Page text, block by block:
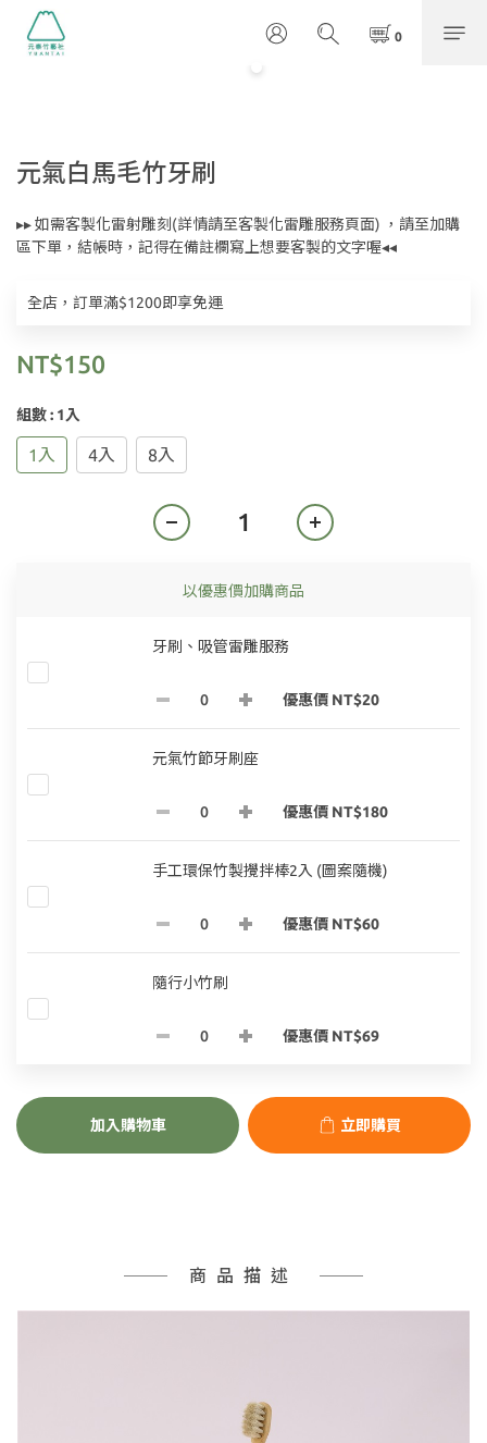
元氣白馬毛竹牙刷
▸▸ 如需客製化雷射雕刻(詳情請至客製化雷雕服務頁面) ，請至加購
區下單，結帳時，記得在備註欄寫上想要客製的文字喔◂◂
全店，訂單滿$1200即享免運
NT$150
組數: 1入
1入 4入 8入
以優惠價加購商品
牙刷、吸管雷雕服務
優惠價 NT$20
元氣竹節牙刷座
優惠價 NT$180
手工環保竹製攪拌棒2入 (圖案隨機)
優惠價 NT$60
隨行小竹刷
優惠價 NT$69
加入購物車 立即購買
商品描述